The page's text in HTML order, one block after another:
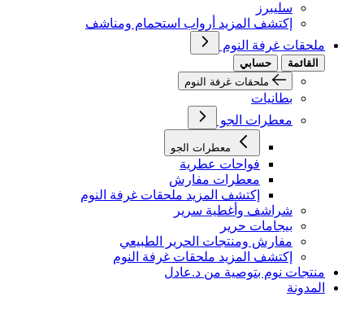
سليبرز
إكتشف المزيد أرواب استحمام ومناشف
ملحقات غرفة النوم
القائمة
حسابي
ملحقات غرفة النوم
بطانيات
معطرات الجو
معطرات الجو
فواحات عطرية
معطرات مفارش
إكتشف المزيد ملحقات غرفة النوم
شراشف وأغطية سرير
بيجامات حرير
مفارش ومنتجات الحرير الطبيعي
إكتشف المزيد ملحقات غرفة النوم
منتجات نوم بتوصية من د.عادل
المدونة